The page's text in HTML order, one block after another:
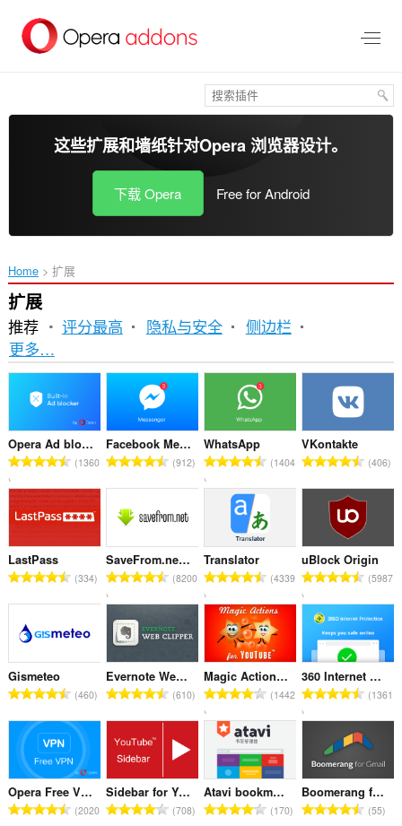
这些扩展和墙纸针对Opera 浏览器设计。
下载 Opera Free for Android
Home 扩展
扩展
推荐 评分最高 隐私与安全 侧边栏
排
序
和
分
类
更多…
Opera Ad blocker
总
分
次
：
1360
Facebook Messenger
总
次
：
912
WhatsApp
总
数
：
1404
VKontakte
总
分
次
数
：
406
LastPass
总
次
：
334
SaveFrom.net helper
总
次
：
8200
Translator
总
分
次
数
：
4339
uBlock Origin
总
分
次
数
：
5987
Gismeteo
总
分
次
数
：
460
Evernote Web Clipper
总
次
数
：
610
Magic Actions for YouTube™
总
分
次
数
：
1442
360 Internet Protection
总
次
数
：
1361
Opera Free VPN
总2020
Sidebar for YouTube™
总708
Atavi bookmarks
总170
Boomerang for Gmail™
总55